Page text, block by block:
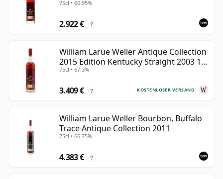
75cl • 60.95%
2.922 € ?
William Larue Weller Antique Collection
2015 Edition Kentucky Straight 2003 12
Jahre alt
75cl • 67.3%
KOSTENLOSER VERSAND
3.409 € ?
William Larue Weller Bourbon, Buffalo
Trace Antique Collection 2011
75cl • 66.75%
4.383 € ?